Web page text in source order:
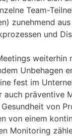
Team-
zunehmend
und
weiterhin
Unbehagen
fest im
auch präventive
von
von einem
Monitoring